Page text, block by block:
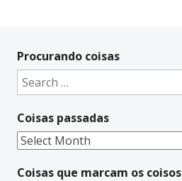
t
e
a
t
i
v
Procurando coisas
Search
for:
Coisas passadas
Coisas
Coisas que marcam os coisos